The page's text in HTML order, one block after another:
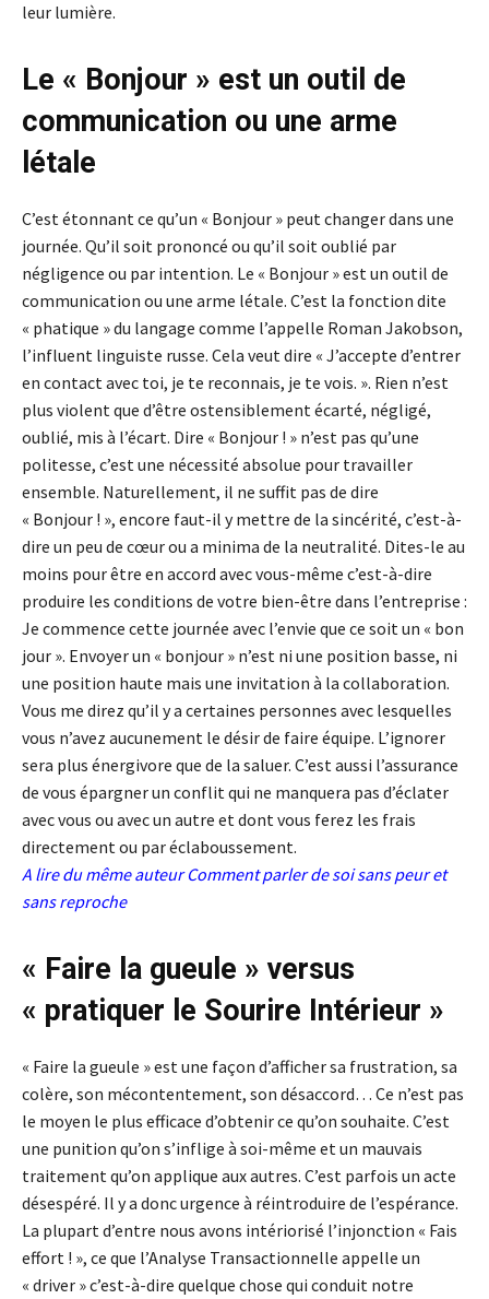
leur lumière.
Le « Bonjour » est un outil de
communication ou une arme
létale
C’est étonnant ce qu’un « Bonjour » peut changer dans une
journée. Qu’il soit prononcé ou qu’il soit oublié par
négligence ou par intention. Le « Bonjour » est un outil de
communication ou une arme létale. C’est la fonction dite
« phatique » du langage comme l’appelle Roman Jakobson,
l’influent linguiste russe. Cela veut dire « J’accepte d’entrer
en contact avec toi, je te reconnais, je te vois. ». Rien n’est
plus violent que d’être ostensiblement écarté, négligé,
oublié, mis à l’écart. Dire « Bonjour ! » n’est pas qu’une
politesse, c’est une nécessité absolue pour travailler
ensemble. Naturellement, il ne suffit pas de dire
« Bonjour ! », encore faut-il y mettre de la sincérité, c’est-à-
dire un peu de cœur ou a minima de la neutralité. Dites-le au
moins pour être en accord avec vous-même c’est-à-dire
produire les conditions de votre bien-être dans l’entreprise :
Je commence cette journée avec l’envie que ce soit un « bon
jour ». Envoyer un « bonjour » n’est ni une position basse, ni
une position haute mais une invitation à la collaboration.
Vous me direz qu’il y a certaines personnes avec lesquelles
vous n’avez aucunement le désir de faire équipe. L’ignorer
sera plus énergivore que de la saluer. C’est aussi l’assurance
de vous épargner un conflit qui ne manquera pas d’éclater
avec vous ou avec un autre et dont vous ferez les frais
directement ou par éclaboussement.
A lire du même auteurComment parler de soi sans peur et
sans reproche
« Faire la gueule » versus
« pratiquer le Sourire Intérieur »
« Faire la gueule » est une façon d’afficher sa frustration, sa
colère, son mécontentement, son désaccord… Ce n’est pas
le moyen le plus efficace d’obtenir ce qu’on souhaite. C’est
une punition qu’on s’inflige à soi-même et un mauvais
traitement qu’on applique aux autres. C’est parfois un acte
désespéré. Il y a donc urgence à réintroduire de l’espérance.
La plupart d’entre nous avons intériorisé l’injonction « Fais
effort ! », ce que l’Analyse Transactionnelle appelle un
« driver » c’est-à-dire quelque chose qui conduit notre